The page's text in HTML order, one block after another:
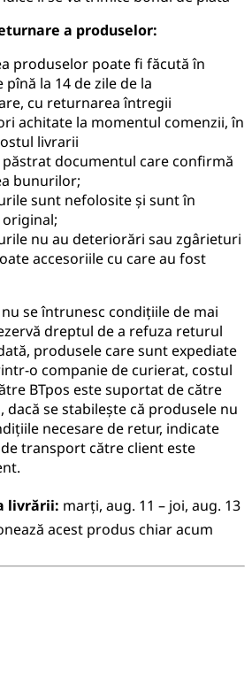
a produselor:
produselor poate fi făcută în
la 14 de zile de la
cu returnarea întregii
achitate la momentul comenzii, în
livrarii
păstrat documentul care confirmă
bunurilor;
sunt nefolosite și sunt în
nu au deteriorări sau zgârieturi
accesoriile cu care au fost
se întrunesc condițiile de mai
dreptul de a refuza returul
produsele care sunt expediate
o companie de curierat, costul
BTpos este suportat de către
dacă se stabilește că produsele nu
necesare de retur, indicate
transport către client este
livrării: marți, aug. 11 – joi, aug. 13
acest produs chiar acum